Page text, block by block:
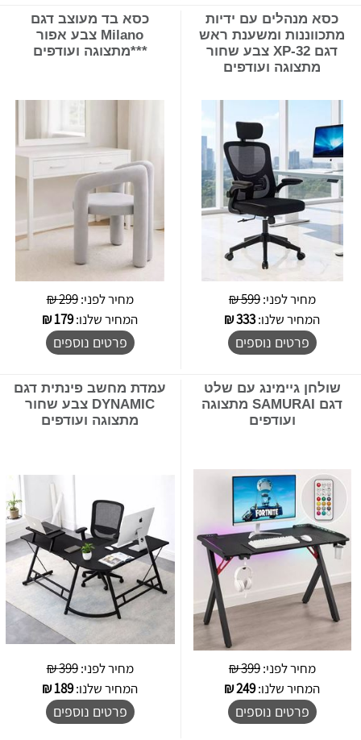
כסא מנהלים עם ידיות
מתכווננות ומשענת ראש
דגם XP-32 צבע שחור
מתצוגה ועודפים
מחיר לפני:599 ₪
המחיר שלנו:333
₪
פרטים נוספים
כסא בד מעוצב דגם
Milano צבע אפור
***מתצוגה ועודפים
מחיר לפני:299 ₪
המחיר שלנו:179
₪
פרטים נוספים
שולחן גיימינג עם שלט
דגם SAMURAI מתצוגה
ועודפים
מחיר לפני:399 ₪
המחיר שלנו:249
₪
פרטים נוספים
עמדת מחשב פינתית דגם
DYNAMIC צבע שחור
מתצוגה ועודפים
מחיר לפני:399 ₪
המחיר שלנו:189
₪
פרטים נוספים